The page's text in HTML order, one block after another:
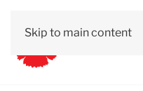
Skip to main content